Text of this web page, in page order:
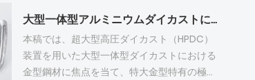
大型一体型アルミニウムダイカストに最適な金型鋼材はどれですか？
本稿では、超大型高圧ダイカスト（HPDC）
装置を用いた大型一体型ダイカストにおける
金型鋼材に焦点を当て、特大金型特有の極端